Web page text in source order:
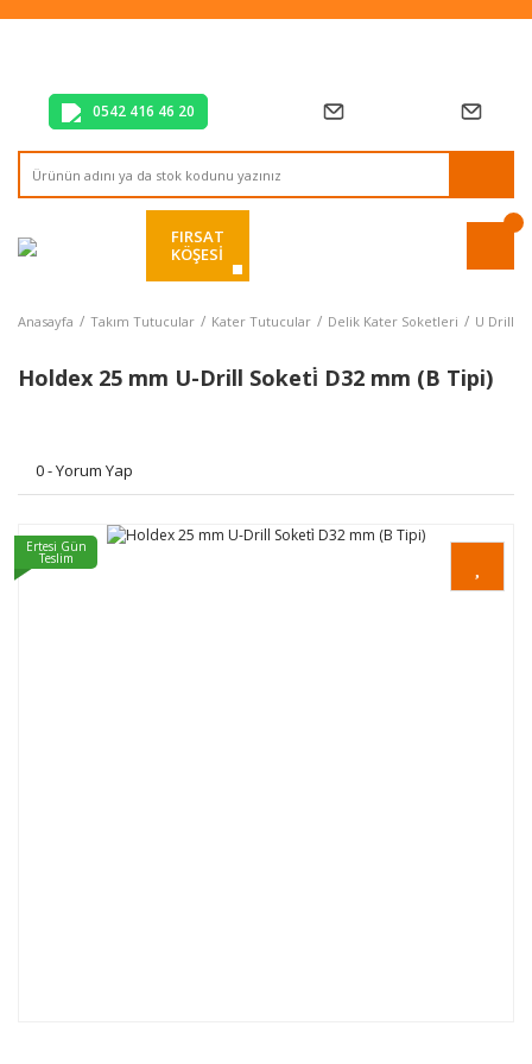
Tüm Alışverişlerde Vade Farksız 2 Taksit!
0542 416 46 20
FIRSAT
KÖŞESİ
Anasayfa Takım Tutucular Kater Tutucular Delik Kater Soketleri U Drill
Holdex 25 mm U-Drill Soketi̇ D32 mm (B Tipi)
0 - Yorum Yap
Ertesi Gün
Teslim